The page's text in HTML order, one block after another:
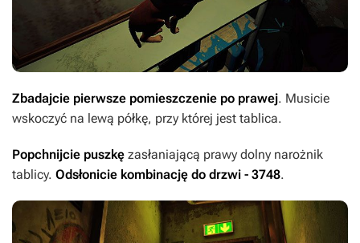
Zbadajcie pierwsze pomieszczenie po prawej. Musicie
wskoczyć na lewą półkę, przy której jest tablica.
Popchnijcie puszkę zasłaniającą prawy dolny narożnik
tablicy. Odsłonicie kombinację do drzwi - 3748.